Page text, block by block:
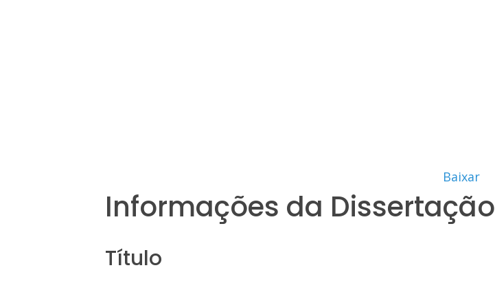
Baixar
Informações da Dissertação
Título